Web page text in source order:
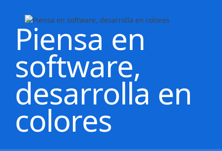
Piensa en
software,
desarrolla en
colores